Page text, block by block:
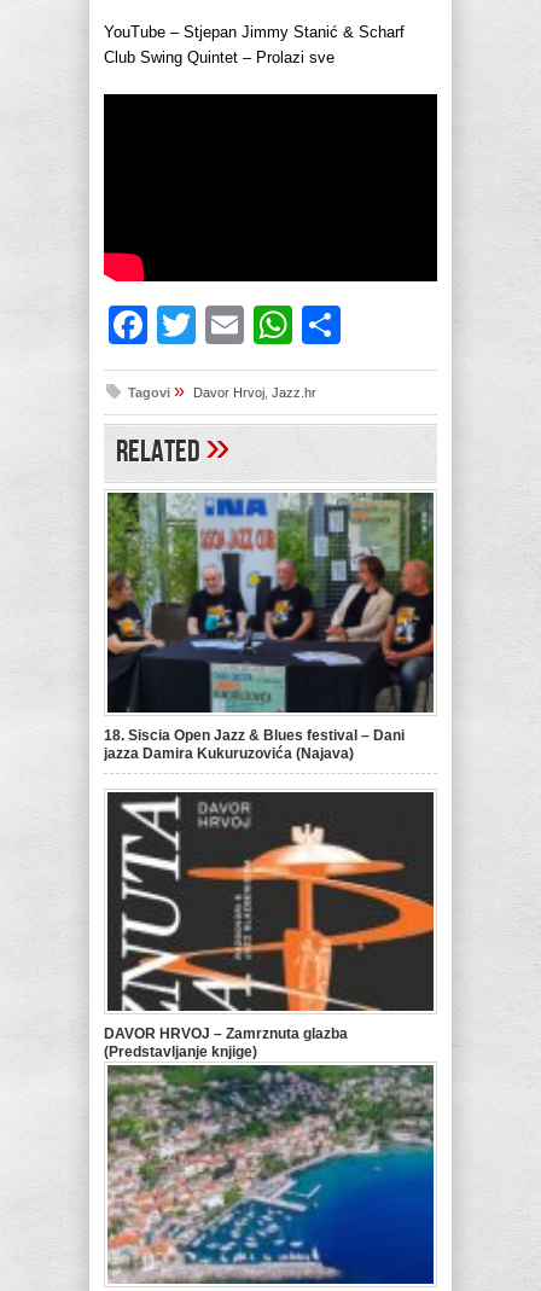
YouTube – Stjepan Jimmy Stanić & Scharf
Club Swing Quintet – Prolazi sve
Facebook
Twitter
EmailWhatsApp
Tagovi » Davor Hrvoj, Jazz.hr
Related»
18. Siscia Open Jazz & Blues festival – Dani
jazza Damira Kukuruzovića (Najava)
DAVOR HRVOJ – Zamrznuta glazba
(Predstavljanje knjige)